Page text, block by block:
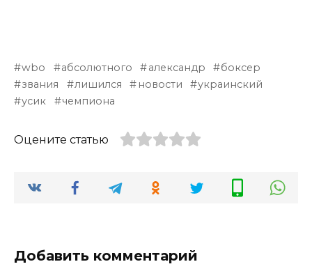
wbo абсолютного александр
боксер
звания
лишился новости
украинский
усик
чемпиона
Оцените статью
Добавить комментарий